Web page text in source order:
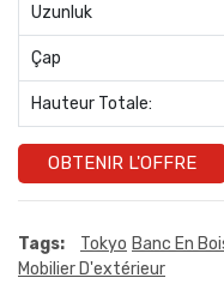
Uzunluk
Çap
Hauteur Totale:
OBTENIR L'OFFRE
Tags: Tokyo Banc En
Mobilier D'extérieur